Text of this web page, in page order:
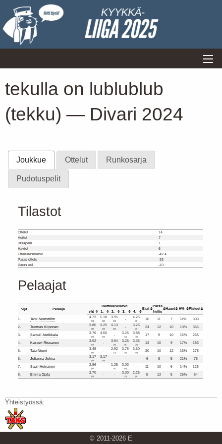
tekulla on lublublub
(tekku) — Divari 2024
Joukkue Ottelut Runkosarja
Pudotuspelit
Tilastot
Ottelut
14
Voitot
7
Tasapelit
1
Häviöt
6
Ottelukeskiarvo
-42.4
Paras ottelu
-33
Paras erä
-10
Pelaajat
Sija Pelaaja
Heittokeskiarvo
Erät
Paras
heitto
Hauet H% Pisteet
yht 1. 2. 3.
4.
1.
Tami Nordström 4.73
(64)
5.18
(40)
3.95
(20) - 4.25
(4) 16 11 7 11%
303
2.
Tuomas Kilponen 3.80
(96)
3.25
(28)
4.13
(60) - 3.25
(8) 24 12 10 10%
365
3.
Samuli Aerikkala 3.76
(68)
4.50
(20) - 3.25
(32)
3.88
(16) 17 9 10 15%
256
4.
Kasperi Rissanen 3.52
(52) - 3.94
(16)
3.25
(8)
3.36
(28) 13 10 9 17%
183
5.
Tatu Niemi 3.48
(80) - 2.92
(12)
3.75
(20)
3.50
(48) 20 10 12 15%
278
6.
Julianna Jolma 3.17
(24)
3.17
(24) - - - 6 8 5 21%
76
7.
Sauli Heinänen 2.86
(44) - 1.25
(4)
3.03
(40) - 11 10 6 14%
126
8.
Emilia Ojala 2.70
(20) - - 3.00
(12)
2.25
(8) 5 12 5 25% 54
Yhteistyössä:
© 2011-2026 E